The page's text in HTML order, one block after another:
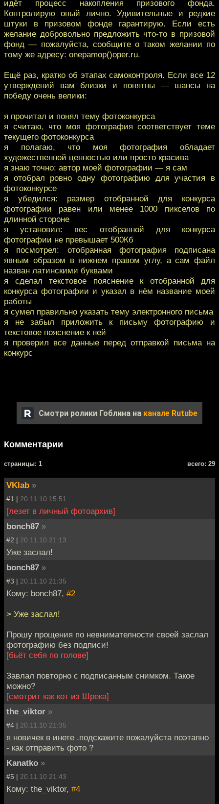
идёт процесс накопления призового фонда.
Контролирую оный лично. Удивительные и редкие
штуки в призовом фонде гарантирую. Если есть
желание добровольно предложить что-то в призовой
фонд — пожалуйста, сообщите о таком желании по
тому же адресу: onepamop()oper.ru.
Ещё раз, кратко об этапах самоконтроля. Если все 12
утверждений вам близки и понятны — шансы на
победу очень велики:
я прочитал и понял тему фотоконкурса
я считаю, что моя фотография соответствует теме
текущего фотоконкурса
я полагаю, что моя фотография обладает
художественной ценностью или просто красива
я знаю точно: автор моей фотографии — я сам
я отобрал ровно одну фотографию для участия в
фотоконкурсе
я убедился: размер отобранной для конкурса
фотографии равен или менее 1000 пикселов по
длинной стороне
я установил: вес отобранной для конкурса
фотографии не превышает 500Кб
я посмотрел: отобранная фотография подписана
явным образом в нижнем правом углу, а сам файл
назван латинскими буквами
я сделал текстовое пояснение к отобранной для
конкурса фотографии и указал в нём название моей
работы
я сумел правильно указать тему электронного письма
я не забыл приложить к письму фотографию и
текстовое пояснение к ней
я проверил все данные перед отправкой письма на
конкурс
Смотри ролики Гоблина на канале Rutube
Комментарии
cтраницы: 1 всего: 29
VKlab »
#1 | 20.11.10 15:51
[лезет в личный фотоархив]
bonch87 »
#2 | 20.11.10 21:13
Уже заслал!
bonch87 »
#3 | 20.11.10 21:35
Кому: bonch87, #2
> Уже заслал!
Прошу прощения по невнимателности своей заслал
фотографию без подписи!
[бьёт себя по голове]
Завлал повторно с подписанным снимком. Такое
можно?
[смотрит как кот из Шрека]
the_viktor »
#4 | 20.11.10 21:35
я новичек в инете .подскажите пожалуйста поэтапно
- как отправить фото ?
Kanatko »
#5 | 20.11.10 21:43
Кому: the_viktor, #4